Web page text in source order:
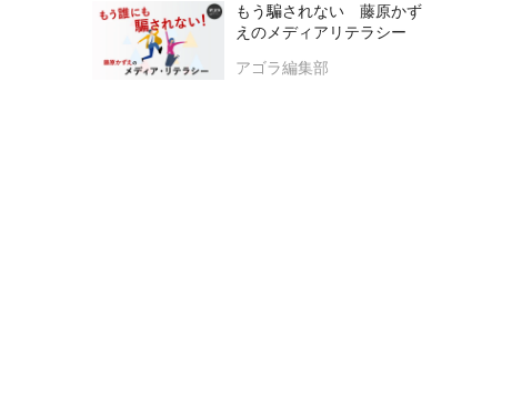
もう騙されない 藤原かず
えのメディアリテラシー
アゴラ編集部